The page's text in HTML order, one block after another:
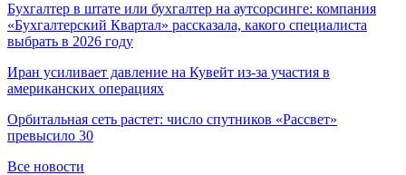
Бухгалтер в штате или бухгалтер на аутсорсинге: компания
«Бухгалтерский Квартал» рассказала, какого специалиста
выбрать в 2026 году
Иран усиливает давление на Кувейт из-за участия в
американских операциях
Орбитальная сеть растет: число спутников «Рассвет»
превысило 30
Все новости